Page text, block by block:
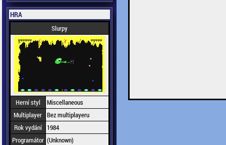
HRA
Slurpy
Herní styl
Miscellaneous
Multiplayer Bez multiplayeru
Rok vydání
1984
Programátor (Unknown)